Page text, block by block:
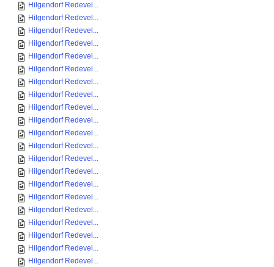
Hilgendorf Redevel...
Hilgendorf Redevel...
Hilgendorf Redevel...
Hilgendorf Redevel...
Hilgendorf Redevel...
Hilgendorf Redevel...
Hilgendorf Redevel...
Hilgendorf Redevel...
Hilgendorf Redevel...
Hilgendorf Redevel...
Hilgendorf Redevel...
Hilgendorf Redevel...
Hilgendorf Redevel...
Hilgendorf Redevel...
Hilgendorf Redevel...
Hilgendorf Redevel...
Hilgendorf Redevel...
Hilgendorf Redevel...
Hilgendorf Redevel...
Hilgendorf Redevel...
Hilgendorf Redevel...